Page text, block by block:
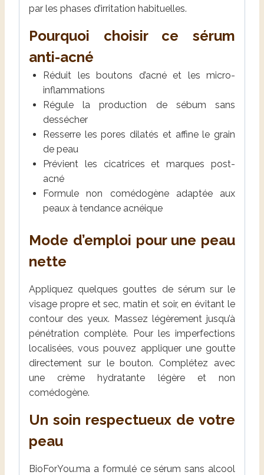
par les phases d’irritation habituelles.
Pourquoi choisir ce sérum
anti-acné
Réduit les boutons d’acné et les micro-
inflammations
Régule la production de sébum sans
dessécher
Resserre les pores dilatés et affine le grain
de peau
Prévient les cicatrices et marques post-
acné
Formule non comédogène adaptée aux
peaux à tendance acnéique
Mode d’emploi pour une peau
nette
Appliquez quelques gouttes de sérum sur le
visage propre et sec, matin et soir, en évitant le
contour des yeux. Massez légèrement jusqu’à
pénétration complète. Pour les imperfections
localisées, vous pouvez appliquer une goutte
directement sur le bouton. Complétez avec
une crème hydratante légère et non
comédogène.
Un soin respectueux de votre
peau
BioForYou.ma a formulé ce sérum sans alcool